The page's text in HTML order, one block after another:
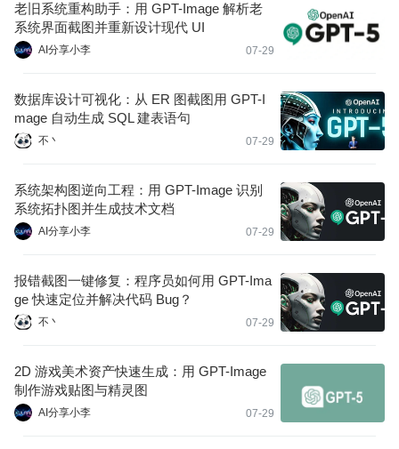
老旧系统重构助手：用 GPT-Image 解析老
系统界面截图并重新设计现代 UI
AI分享小李 07-29
数据库设计可视化：从 ER 图截图用 GPT-I
mage 自动生成 SQL 建表语句
不丶 07-29
系统架构图逆向工程：用 GPT-Image 识别
系统拓扑图并生成技术文档
AI分享小李 07-29
报错截图一键修复：程序员如何用 GPT-Ima
ge 快速定位并解决代码 Bug？
不丶 07-29
2D 游戏美术资产快速生成：用 GPT-Image
制作游戏贴图与精灵图
AI分享小李 07-29